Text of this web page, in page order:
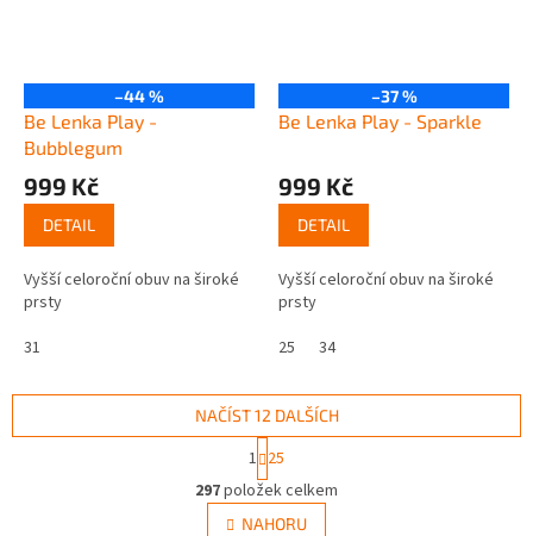
–44 %
Be Lenka Play -
Bubblegum
999 Kč
DETAIL
Vyšší celoroční obuv na široké
prsty
31
–37 %
Be Lenka Play - Sparkle
999 Kč
DETAIL
Vyšší celoroční obuv na široké
prsty
25
34
O
v
l
NAČÍST 12 DALŠÍCH
t
r
á
n
1 25
297položek celkem
NAHORU